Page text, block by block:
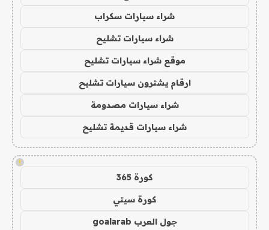
شراء سيارات سكراب
شراء سيارات تشليح
موقع شراء سيارات تشليح
ارقام يشترون سيارات تشليح
شراء سيارات مصدومة
شراء سيارات قديمة تشليح
!
كورة 365
كورة سيتي
جول العرب goalarab